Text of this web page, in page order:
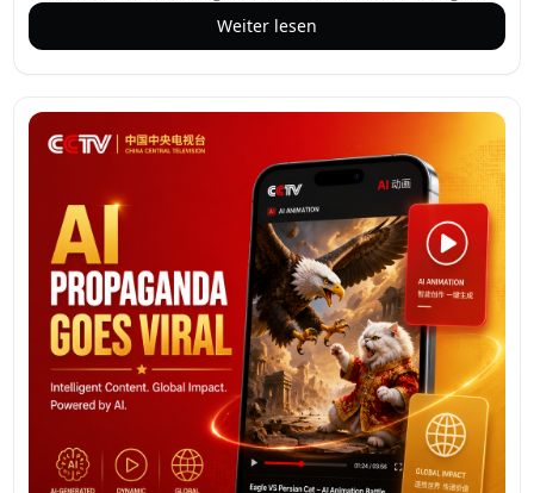
mit Sendern wie ABC, CBS, NBC und ESPN blockiert ist.
Wenn Sie von Großbritannien aus darauf zugreifen, wird
zuverlässigen VPN können Sie diese Geoblockierung
umgehen und YouTube TV in Großbritannien sehen, als
wären Sie in den USA.
Weiter lesen